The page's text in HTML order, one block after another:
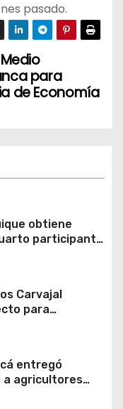
pasado.
para
de Economía
obtiene
participante
a
Carvajal
para
vida al campeón
entregó
a agricultores
mosca de la